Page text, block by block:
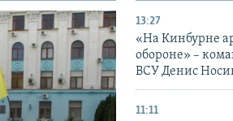
13:27
«На Кинбурне
обороне» –
ВСУ Денис
11:11